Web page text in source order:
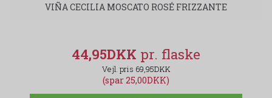
VIÑA CECILIA MOSCATO ROSÉ FRIZZANTE
44,95DKK
69,95DKK
(spar 25,00DKK)